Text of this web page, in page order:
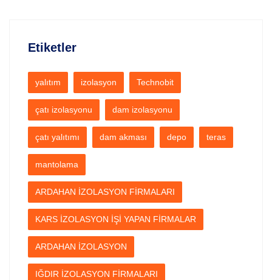
Etiketler
yalıtım izolasyon Technobit
çatı izolasyonu dam izolasyonu
çatı yalıtımı dam akması depo teras
mantolama
ARDAHAN İZOLASYON FİRMALARI
KARS İZOLASYON İŞİ YAPAN FİRMALAR
ARDAHAN İZOLASYON
IĞDIR İZOLASYON FİRMALARI